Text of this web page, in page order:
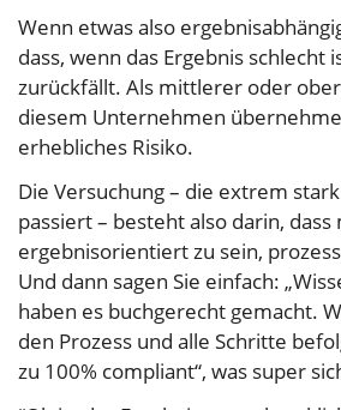
Wenn etwas also
dass, wenn das Ergebnis schlecht
zurückfällt. Als mittlerer oder
diesem Unternehmen
erhebliches Risiko.
Die Versuchung – die extrem
passiert – besteht also darin, dass
ergebnisorientiert zu sein,
Und dann sagen Sie einfach:
haben es buchgerecht gemacht.
den Prozess und alle Schritte
zu 100% compliant“, was super